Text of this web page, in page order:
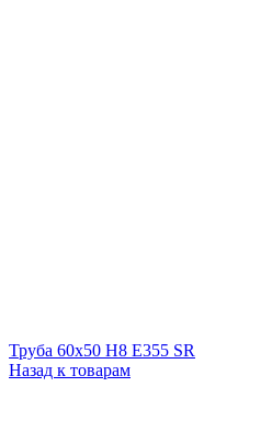
Труба 60х50 Н8 Е355 SR
Назад к товарам